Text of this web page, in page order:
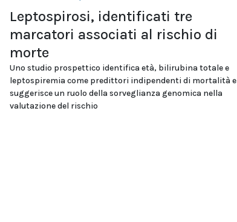
Leptospirosi, identificati tre
marcatori associati al rischio di
morte
Uno studio prospettico identifica età, bilirubina totale e
leptospiremia come predittori indipendenti di mortalità e
suggerisce un ruolo della sorveglianza genomica nella
valutazione del rischio